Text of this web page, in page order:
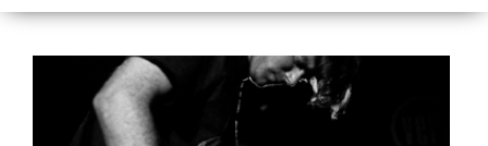
MARC DE KROSSE
PEER
MISCHA VEENEMA